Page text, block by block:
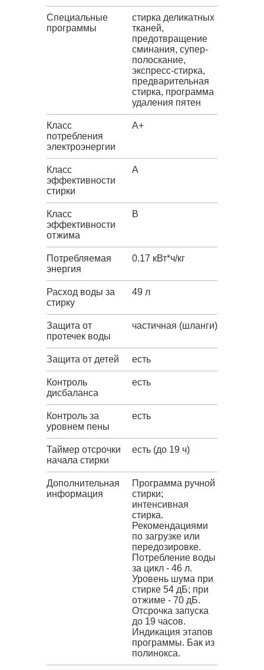
Специальные
программы
стирка деликатных
тканей,
предотвращение
сминания, супер-
полоскание,
экспресс-стирка,
предварительная
стирка, программа
удаления пятен
Класс
потребления
электроэнергии
A+
Класс
эффективности
стирки
A
Класс
эффективности
отжима
B
Потребляемая
энергия
0.17 кВт*ч/кг
Расход воды за
стирку
49 л
Защита от
протечек воды
частичная (шланги)
Защита от детей есть
Контроль
дисбаланса
есть
Контроль за
уровнем пены
есть
Таймер отсрочки
начала стирки
есть (до 19 ч)
Дополнительная
информация
Программа ручной
стирки;
интенсивная
стирка.
Рекомендациями
по загрузке или
передозировке.
Потребление воды
за цикл - 46 л.
Уровень шума при
стирке 54 дБ; при
отжиме - 70 дБ.
Отсрочка запуска
до 19 часов.
Индикация этапов
программы. Бак из
полинокса.